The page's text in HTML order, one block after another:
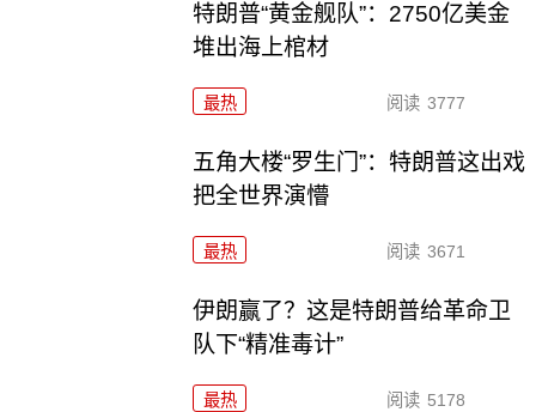
特朗普“黄金舰队”：2750亿美金
堆出海上棺材
最热 阅读 3777
五角大楼“罗生门”：特朗普这出戏
把全世界演懵
最热 阅读 3671
伊朗赢了？这是特朗普给革命卫
队下“精准毒计”
最热 阅读 5178